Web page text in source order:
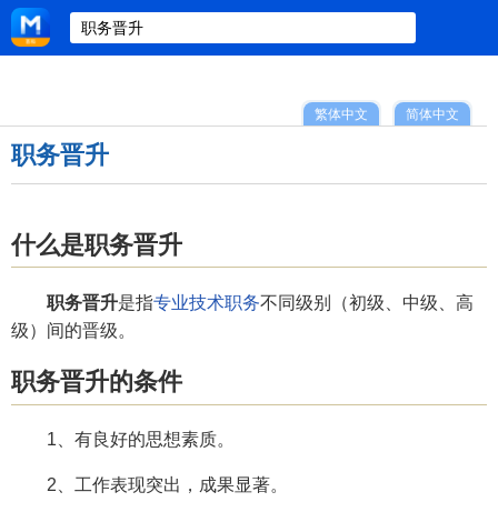
简体中文
繁体中文
职务晋升
什么是职务晋升
职务晋升是指专业技术职务不同级别（初级、中级、高
级）间的晋级。
职务晋升的条件
1、有良好的思想素质。
2、工作表现突出，成果显著。